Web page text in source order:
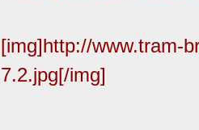
[img]http://www.tram-
7.2.jpg[/img]